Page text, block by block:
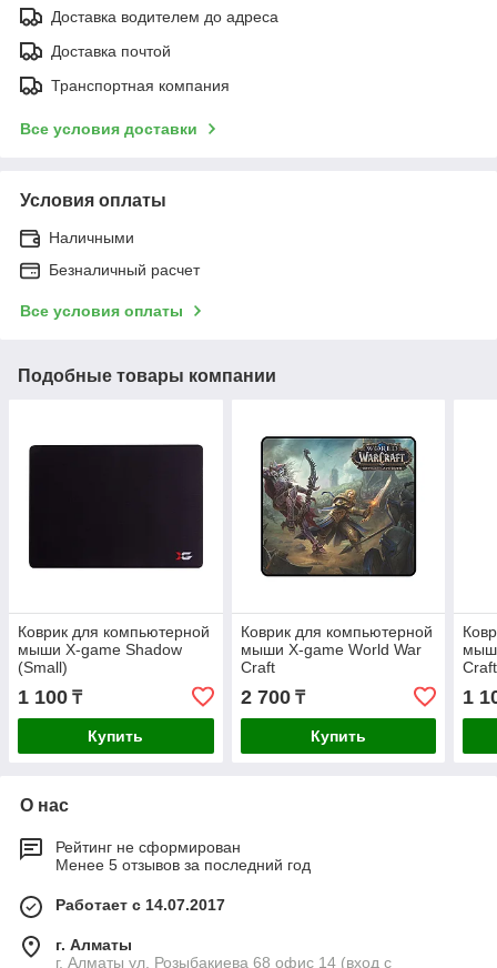
Доставка водителем до адреса
Доставка почтой
Транспортная компания
Все условия доставки
Условия оплаты
Наличными
Безналичный расчет
Все условия оплаты
Подобные товары компании
Коврик для компьютерной
мыши X-game Shadow
(Small)
1 100 ₸
Купить
Коврик для компьютерной
мыши X-game World War
Craft
2 700₸
Купить
1
О нас
Рейтинг не сформирован
Менее 5 отзывов за последний год
Работает с 14.07.2017
г. Алматы
г. Алматы ул. Розыбакиева 68 офис 14 (вход с